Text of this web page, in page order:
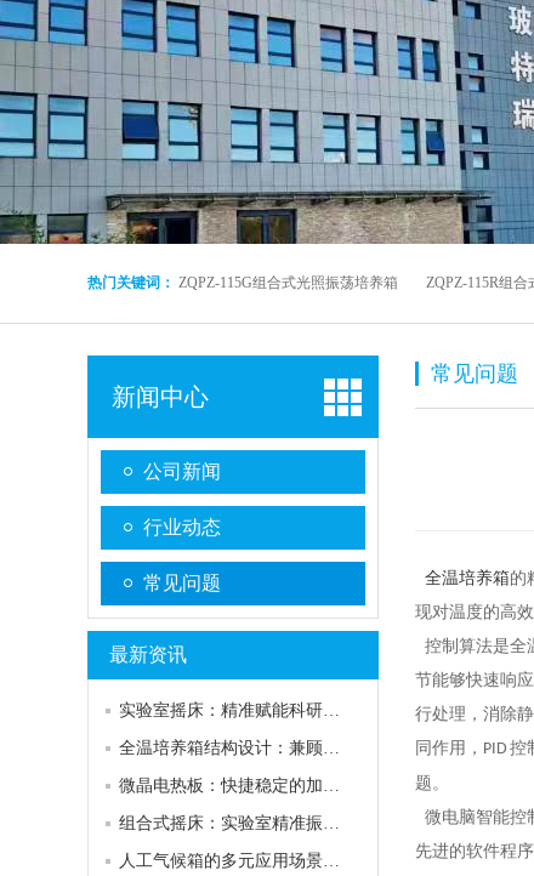
热门关键词： ZQPZ-115G组合式光照振荡培养箱 ZQPZ-115R组
新闻中心
公司新闻
行业动态
常见问题
最新资讯
实验室摇床：精准赋能科研的动力引擎
全温培养箱结构设计：兼顾实用与样本适配需求
微晶电热板：快捷稳定的加热技术，赋能多元场景应用
组合式摇床：实验室精准振荡的快捷解决方案
人工气候箱的多元应用场景：支撑科研突破与产业实践
常见问题
全温培养箱的
现对温度的高效
控制算法是全
节能够快速响
行处理，消除
同作用， PID 控
题。
微电脑智能控
先进的软件程